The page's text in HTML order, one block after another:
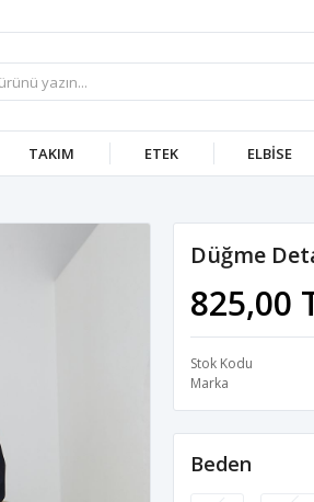
TAKIM ETEK ELBISE
Düğme
825,00
Stok Kodu
Marka
Beden